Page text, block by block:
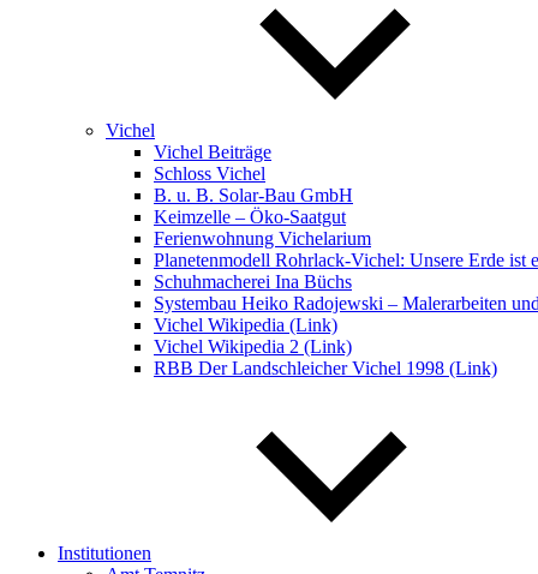
Vichel
Vichel Beiträge
Schloss Vichel
B. u. B. Solar-Bau GmbH
Keimzelle – Öko-Saatgut
Ferienwohnung Vichelarium
Planetenmodell Rohrlack-Vichel: Unsere Erde ist
Schuhmacherei Ina Büchs
Systembau Heiko Radojewski – Malerarbeiten
Vichel Wikipedia (Link)
Vichel Wikipedia 2 (Link)
RBB Der Landschleicher Vichel 1998 (Link)
Institutionen